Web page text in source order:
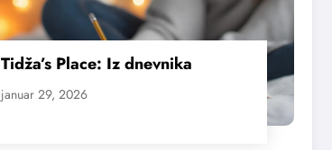
Tidža’s Place: Iz dnevnika
januar 29, 2026